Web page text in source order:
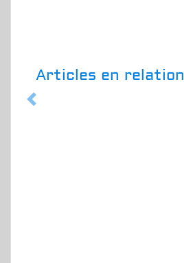
Articles en relation
Previous